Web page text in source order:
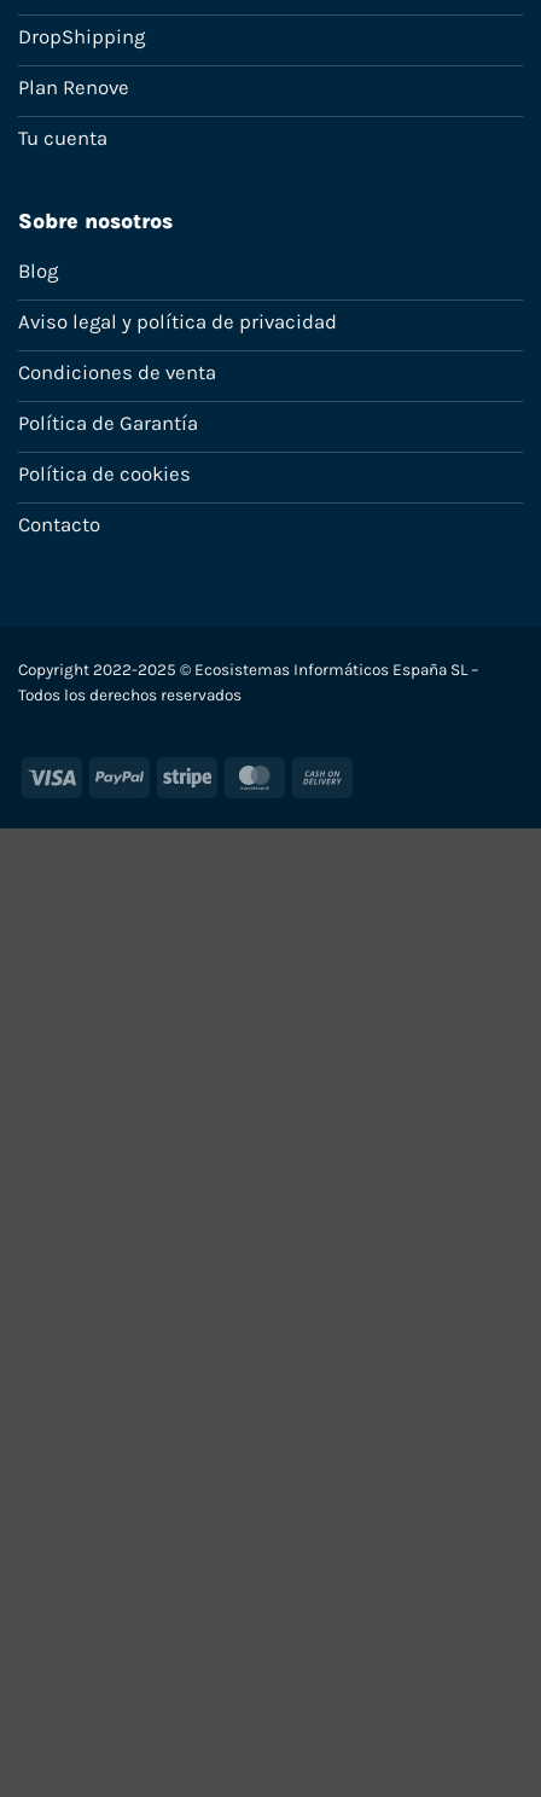
DropShipping
Plan Renove
Tu cuenta
Sobre nosotros
Blog
Aviso legal y política de privacidad
Condiciones de venta
Política de Garantía
Política de cookies
Contacto
Copyright 2022-2025 © Ecosistemas Informáticos España SL –
Todos los derechos reservados
Visa PayPal Stripe MasterCard